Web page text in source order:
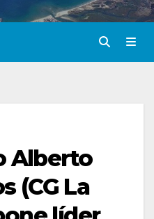
Alberto
(CG La